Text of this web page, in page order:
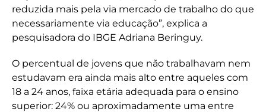
reduzida mais pela via mercado de trabalho do que
necessariamente via educação”, explica a
pesquisadora do IBGE Adriana Beringuy.
O percentual de jovens que não trabalhavam nem
estudavam era ainda mais alto entre aqueles com
18 a 24 anos, faixa etária adequada para o ensino
superior: 24% ou aproximadamente uma entre